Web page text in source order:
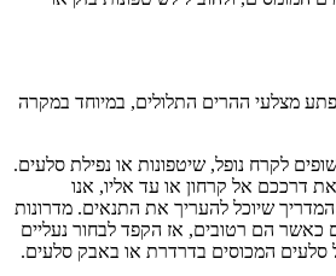
ההרים התלולים, במיוחד במקרה
נופל, שיטפונות או נפילת סלעים.
אל קרחון או עד אליו, אנו
שיוכל להעריך את התנאים. מדרונות
הם רטובים, אז הקפד לבחור נעליים
המכוסים בדרדרת או באבק סלעים.